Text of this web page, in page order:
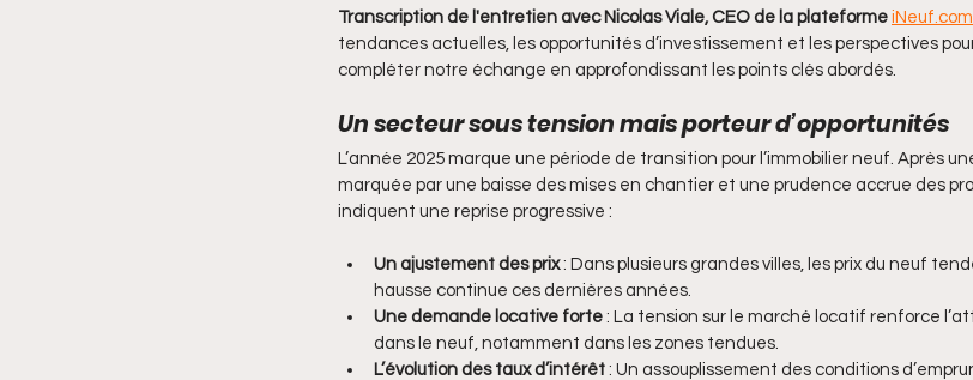
Transcription de l'entretien avec Nicolas Viale, CEO de la plateforme iNeuf.com
tendances actuelles, les opportunités d’investissement et les perspectives
compléter notre échange en approfondissant les points clés abordés.
Un secteur sous tension mais porteur d’opportunités
L’année 2025 marque une période de transition pour l’immobilier neuf. Après
marquée par une baisse des mises en chantier et une prudence accrue des
indiquent une reprise progressive :
Un ajustement des prix : Dans plusieurs grandes villes, les prix du neuf
hausse continue ces dernières années.
Une demande locative forte : La tension sur le marché locatif renforce
dans le neuf, notamment dans les zones tendues.
L’évolution des taux d’intérêt : Un assouplissement des conditions